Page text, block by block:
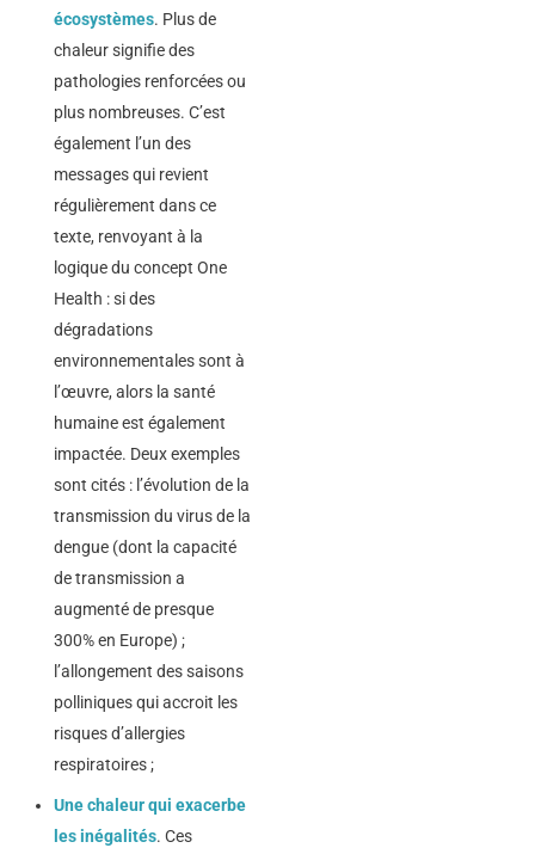
écosystèmes. Plus de
chaleur signifie des
pathologies renforcées ou
plus nombreuses. C’est
également l’un des
messages qui revient
régulièrement dans ce
texte, renvoyant à la
logique du concept One
Health : si des
dégradations
environnementales sont à
l’œuvre, alors la santé
humaine est également
impactée. Deux exemples
sont cités : l’évolution de la
transmission du virus de la
dengue (dont la capacité
de transmission a
augmenté de presque
300% en Europe) ;
l’allongement des saisons
polliniques qui accroit les
risques d’allergies
respiratoires ;
Une chaleur qui exacerbe
les inégalités. Ces